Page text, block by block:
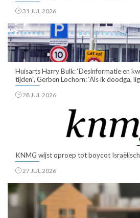
31 JUL 2026
Huisarts Harry Bulk: ‘Desinformatie en
tijden”, Gerben Lochorn: ‘Als ik doodga,
28 JUL 2026
KNMG wijst oproep tot boycot
27 JUL 2026